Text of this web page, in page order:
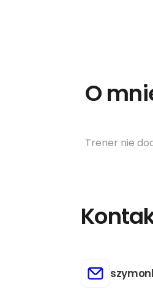
O
Trener nie